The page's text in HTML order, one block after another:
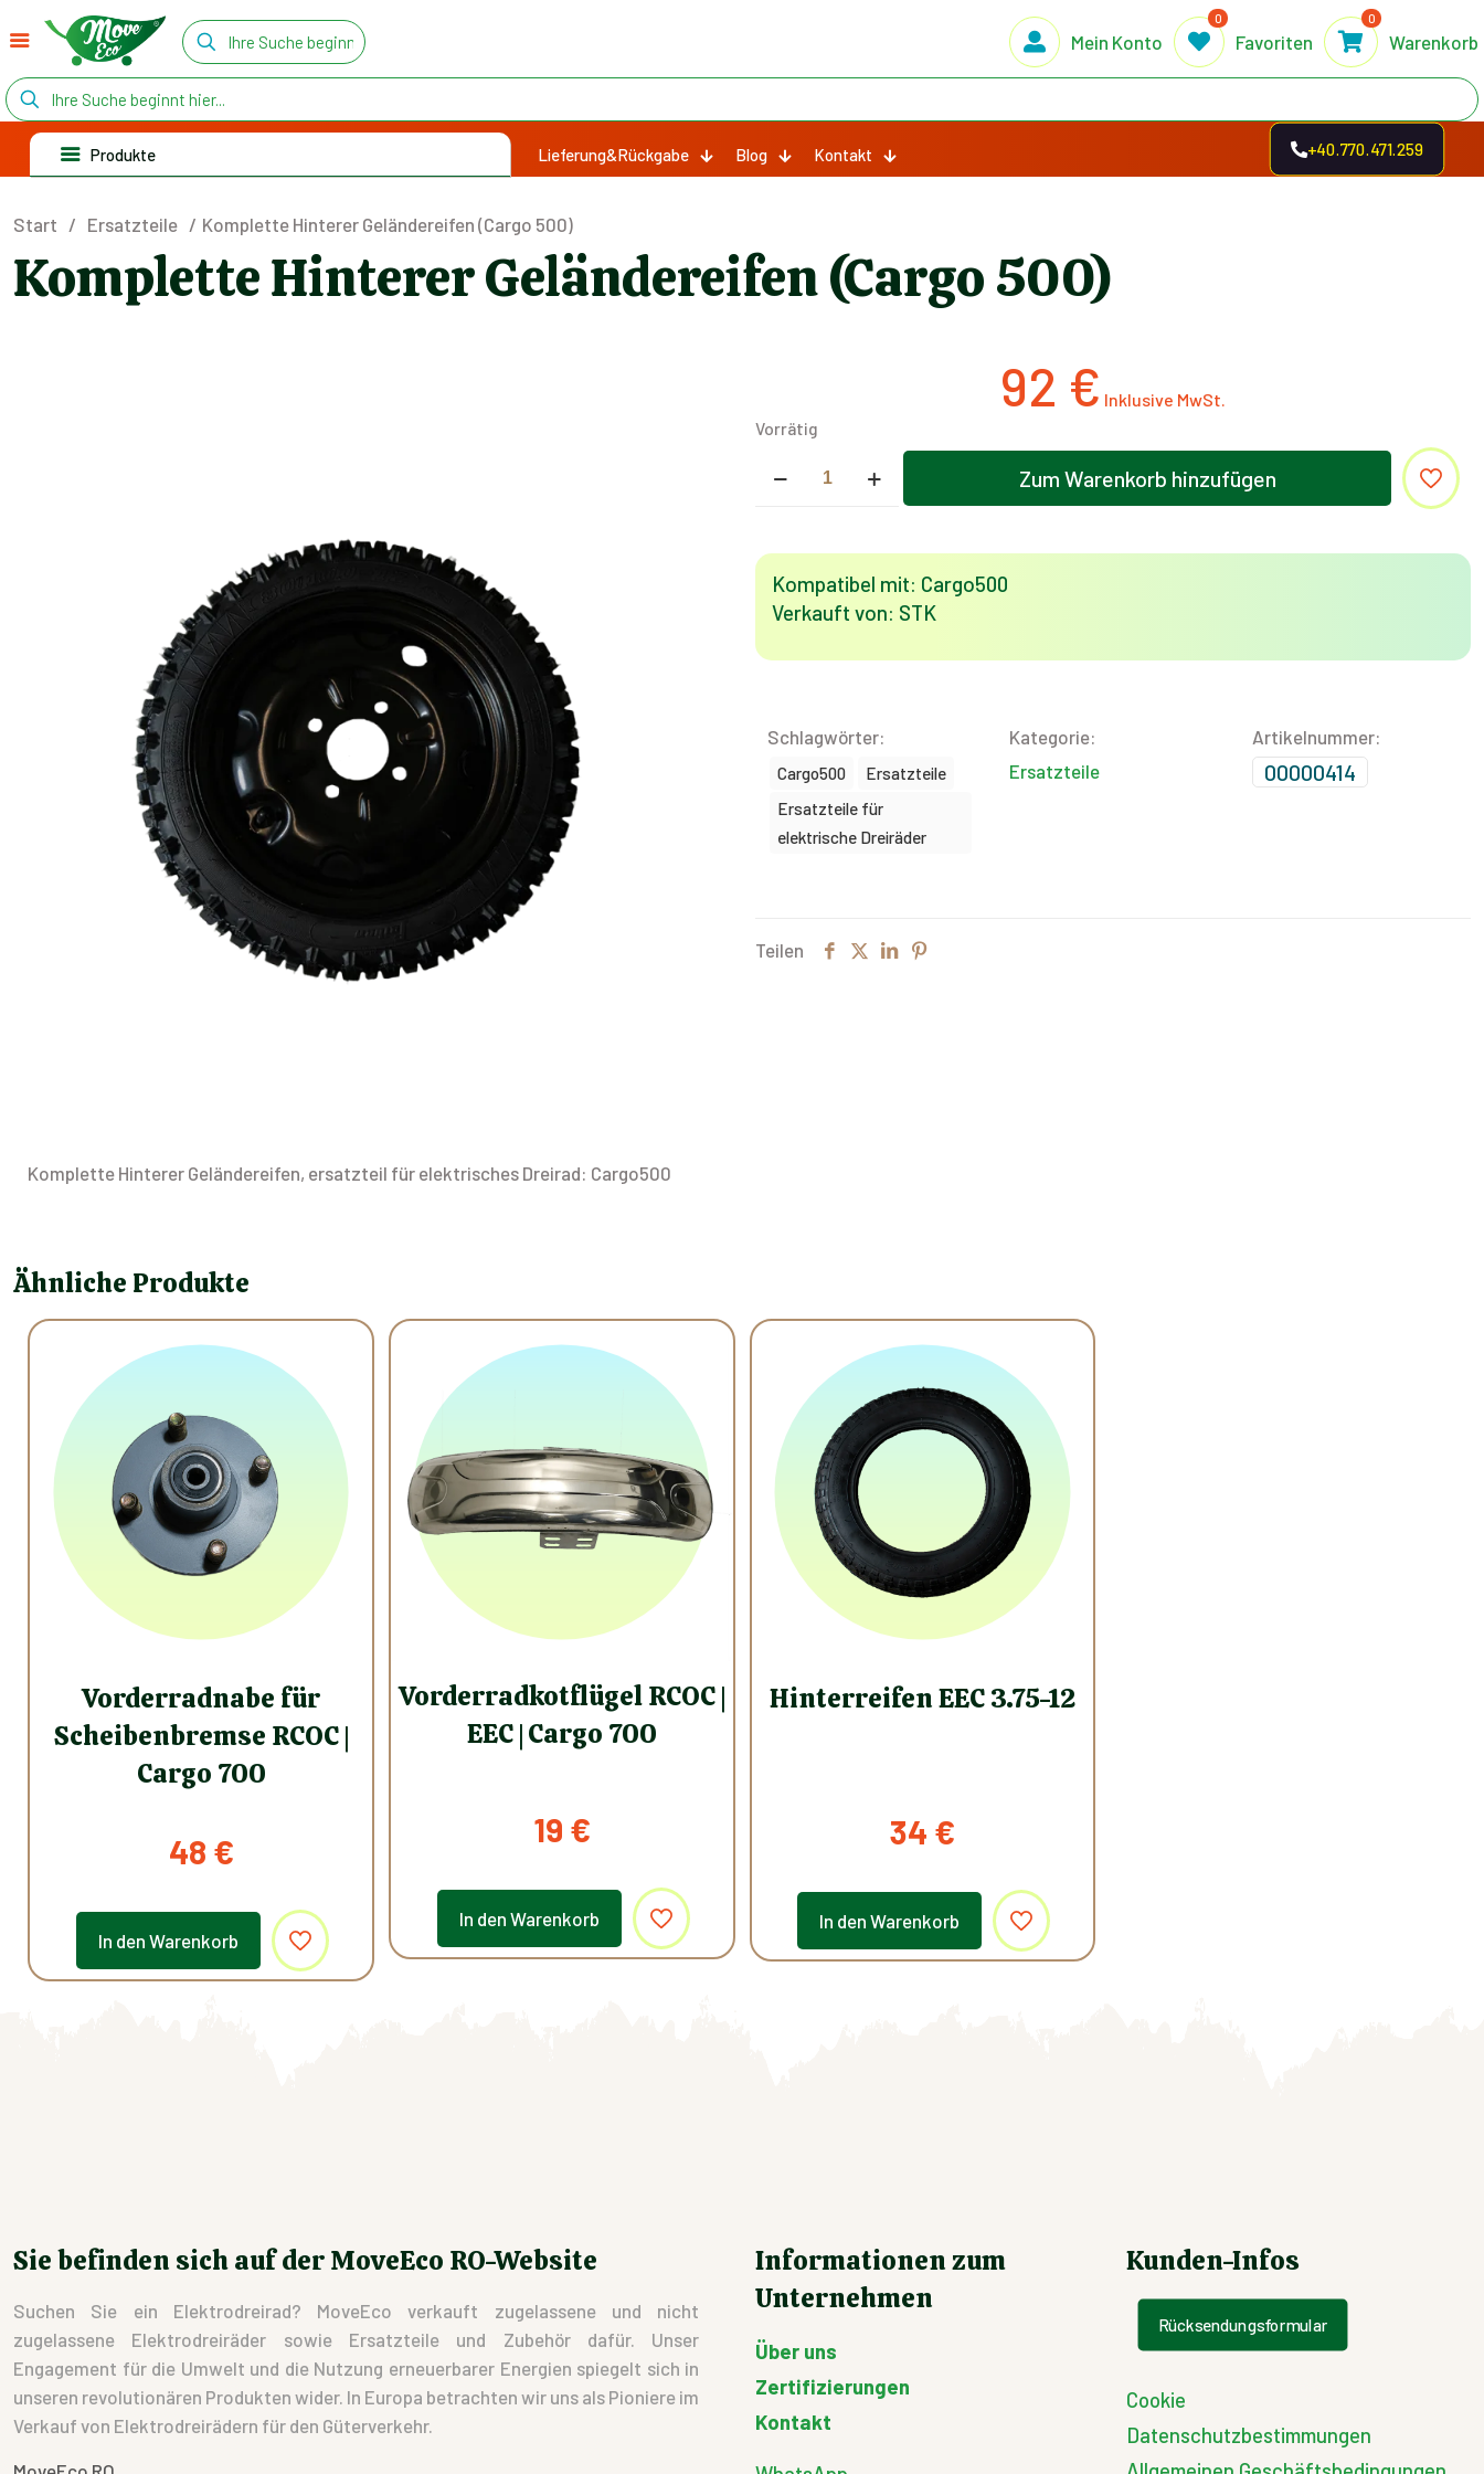
Mein Konto
0
Favoriten
0
Warenkorb
Produkte Lieferung&Rückgabe Blog Kontakt +40.770.471.259
Start / Ersatzteile / Komplette Hinterer Geländereifen (Cargo 500)
Komplette Hinterer Geländereifen (Cargo 500)
92 €
Vorrätig
(Cargo
500)
Menge
Zum Warenkorb hinzufügen
Kompatibel mit: Cargo500
Verkauft von: STK
Schlagwörter:
Cargo500
Ersatzteile
Ersatzteile für
elektrische Dreiräder
Kategorie:
Ersatzteile
Artikelnummer:
00000414
Teilen
Komplette Hinterer Geländereifen, ersatzteil für elektrisches Dreirad: Cargo500
Ähnliche Produkte
Vorderradnabe für
Scheibenbremse RCOC |
Cargo 700
48 €
In den Warenkorb
Vorderradkotflügel RCOC |
EEC | Cargo 700
19 €
In den Warenkorb
Hinterreifen EEC 3.75-12
34 €
In den Warenkorb
Sie befinden sich auf der MoveEco RO-Website
Suchen Sie ein Elektrodreirad? MoveEco verkauft zugelassene und nicht
zugelassene Elektrodreiräder sowie Ersatzteile und Zubehör dafür. Unser
Engagement für die Umwelt und die Nutzung erneuerbarer Energien spiegelt sich in
unseren revolutionären Produkten wider. In Europa betrachten wir uns als Pioniere im
Verkauf von Elektrodreirädern für den Güterverkehr.
Informationen zum
Unternehmen
Über uns
Zertifizierungen
Kontakt
Kunden-Infos
Rücksendungsformular
Cookie
Datenschutzbestimmungen